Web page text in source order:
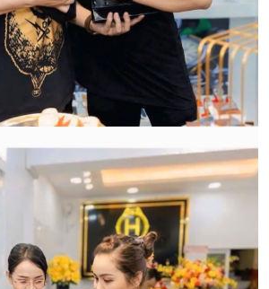
khẩu Và Phân Phối Các Loại
ĐÃ TIN TƯỞNG VÀ ỦNG HỘ
NHẬP KHẨU và PHÂN PHỐI CÁC
HÃNG.